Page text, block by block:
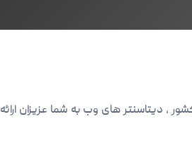
، دیتاسنتر های وب به شما عزیزان ارائه